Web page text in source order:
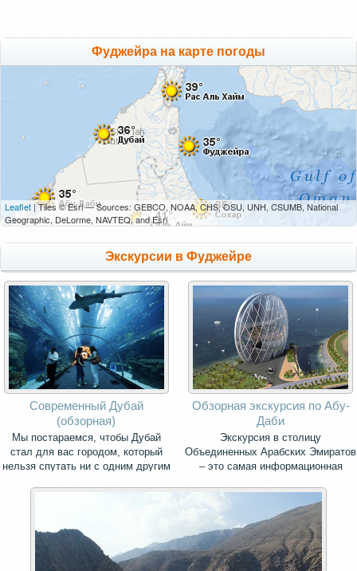
Фуджейра на карте погоды
Leaflet | Tiles © Esri — Sources: GEBCO, NOAA, CHS, OSU, UNH, CSUMB, National
Geographic, DeLorme, NAVTEQ, and Esri
Экскурсии в Фуджейре
Современный Дубай
(обзорная)
Мы постараемся, чтобы Дубай
стал для вас городом, который
нельзя спутать ни с одним другим
Обзорная экскурсия по Абу-
Даби
Экскурсия в столицу
Объединенных Арабских Эмиратов
– это самая информационная
впечатлениями от знакомства с
главным городом страны и его
окружением.